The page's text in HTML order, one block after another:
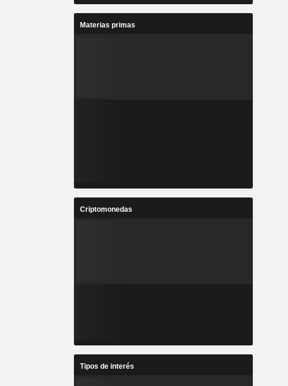
Materias primas
Criptomonedas
Tipos de interés